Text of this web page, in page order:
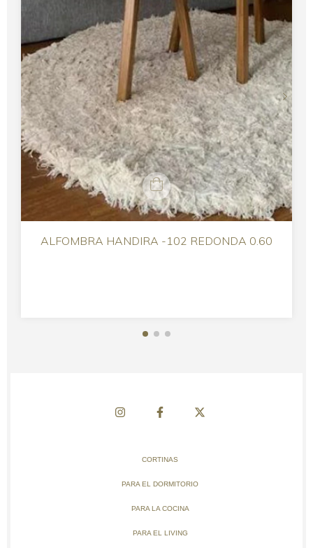
ALFOMBRA HANDIRA -102 REDONDA 0.60
CORTINAS
PARA EL DORMITORIO
PARA LA COCINA
PARA EL LIVING